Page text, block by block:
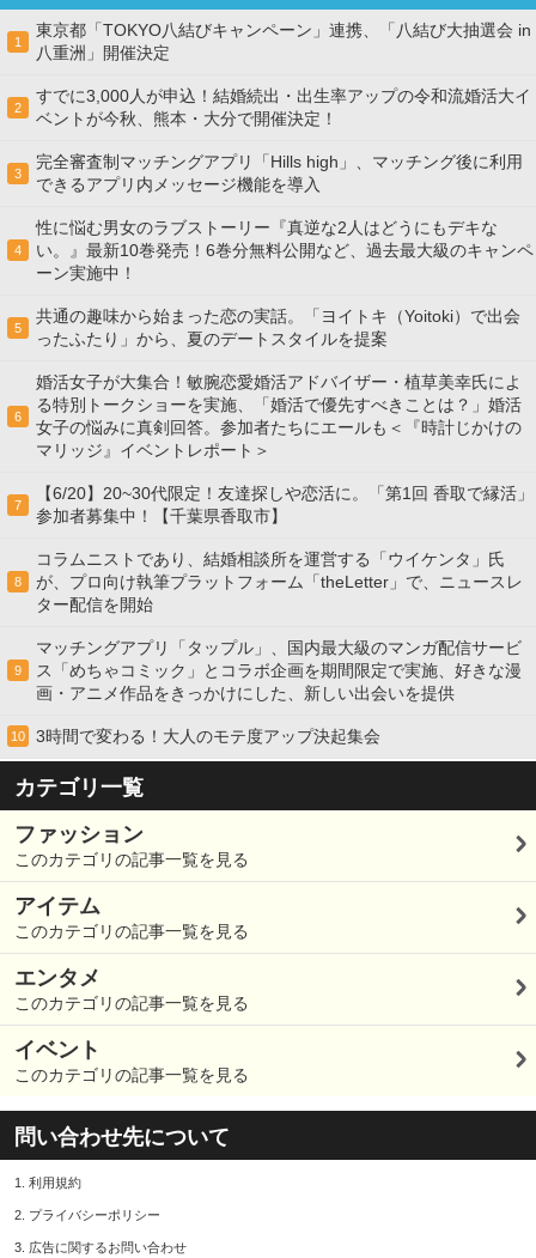
1
東京都「TOKYO八結びキャンペーン」連携、「八結び大抽選会 in
八重洲」開催決定
2
すでに3,000人が申込！結婚続出・出生率アップの令和流婚活大イ
ベントが今秋、熊本・大分で開催決定！
3
完全審査制マッチングアプリ「Hills high」、マッチング後に利用
できるアプリ内メッセージ機能を導入
4
性に悩む男女のラブストーリー『真逆な2人はどうにもデキな
い。』最新10巻発売！6巻分無料公開など、過去最大級のキャンペ
ーン実施中！
5
共通の趣味から始まった恋の実話。「ヨイトキ（Yoitoki）で出会
ったふたり」から、夏のデートスタイルを提案
6
婚活女子が大集合！敏腕恋愛婚活アドバイザー・植草美幸氏によ
る特別トークショーを実施、「婚活で優先すべきことは？」婚活
女子の悩みに真剣回答。参加者たちにエールも＜『時計じかけの
マリッジ』イベントレポート＞
7
【6/20】20~30代限定！友達探しや恋活に。「第1回 香取で縁活」
参加者募集中！【千葉県香取市】
8
コラムニストであり、結婚相談所を運営する「ウイケンタ」氏
が、プロ向け執筆プラットフォーム「theLetter」で、ニュースレ
ター配信を開始
9
マッチングアプリ「タップル」、国内最大級のマンガ配信サービ
ス「めちゃコミック」とコラボ企画を期間限定で実施、好きな漫
画・アニメ作品をきっかけにした、新しい出会いを提供
10 3時間で変わる！大人のモテ度アップ決起集会
カテゴリ一覧
ファッション
このカテゴリの記事一覧を見る
アイテム
このカテゴリの記事一覧を見る
エンタメ
このカテゴリの記事一覧を見る
イベント
このカテゴリの記事一覧を見る
問い合わせ先について
1. 利用規約
2. プライバシーポリシー
3. 広告に関するお問い合わせ